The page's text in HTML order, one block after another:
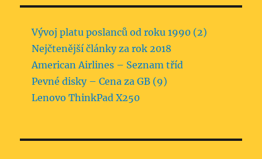
Vývoj platu poslanců od roku 1990 (2)
Nejčtenější články za rok 2018
American Airlines – Seznam tříd
Pevné disky – Cena za GB (9)
Lenovo ThinkPad X250